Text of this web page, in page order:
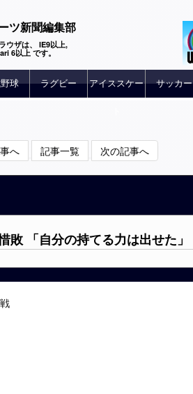
ツ新聞編集部
ウザは、 IE9以上,
6以上 です。
球 ラグビー アイススケー サッカー
へ 記事一覧 次の記事へ
敗 「自分の持てる力は出せた」